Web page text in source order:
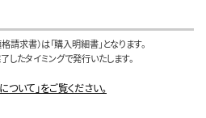
求書）は「購入明細書」となります。
たタイミングで発行いたします。
いて」をご覧ください。